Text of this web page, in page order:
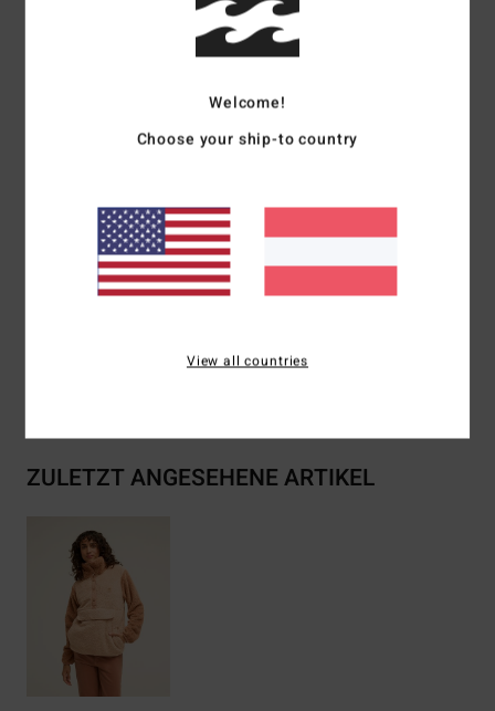
26 Zoll Hps [Größe M]
Ripstop-gefütterter Kragen
Klettverschlusstasche mit Top-Eingriff
Adventure Division Gummi-Patch
Zusammensetzung[Hauptstoff] 100 % recyceltes
Polyester
ZULETZT ANGESEHENE ARTIKEL
Welcome!
Choose your ship-to country
View all countries